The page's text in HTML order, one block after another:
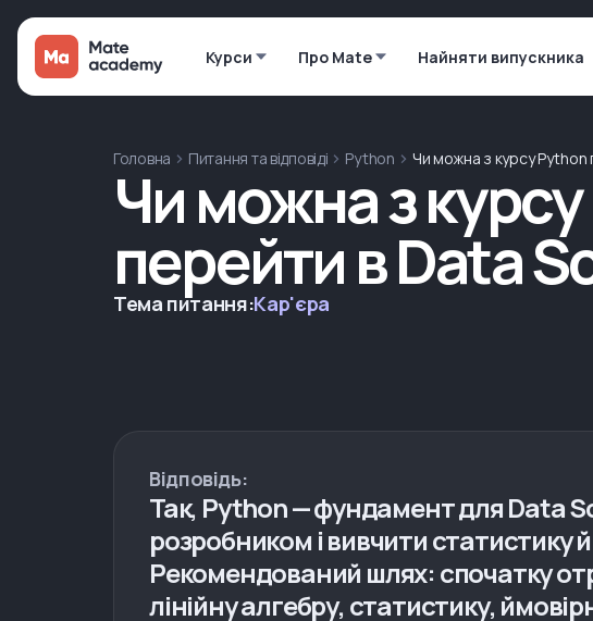
Курси Про Mate Найняти випускника
Головна Питання та відповіді Python Чи можна з курсу Python
Чи можна з
перейти в Data
Тема питання:Кар'єра
Відповідь:
Так, Python — фундамент для Data
розробником і вивчити статистику
Рекомендований шлях: спочатку
лінійну алгебру, статистику,